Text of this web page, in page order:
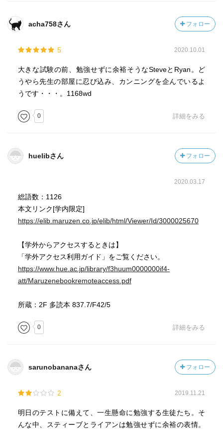
acha758さん フォロー
5 2020.10.01
大きな試験の前、勉強せずに余裕そうなSteveとRyan。ど
うやら先生の部屋に忍び込み、カンニングを企んでいるよ
うです・・・。1168wd
0 詳細をみる
huelibさん フォロー
2020.03.17
総語数：1126
本文リンク[学内限定]
https://elib.maruzen.co.jp/elib/html/Viewer/Id/3000025670
【学外からアクセスするときは】
「学外アクセス利用ガイド」をご覧ください。
https://www.hue.ac.jp/library/f3huum0000000if4-
att/Maruzenebookremoteaccess.pdf
所蔵：2F 多読本 837.7/F42/5
0 詳細をみる
sarunobananaさん フォロー
2 2019.11.21
明日のテストに備えて、一生懸命に勉強する生徒たち。そ
んな中、スティーブとライアンは勉強せずに余裕の表情。